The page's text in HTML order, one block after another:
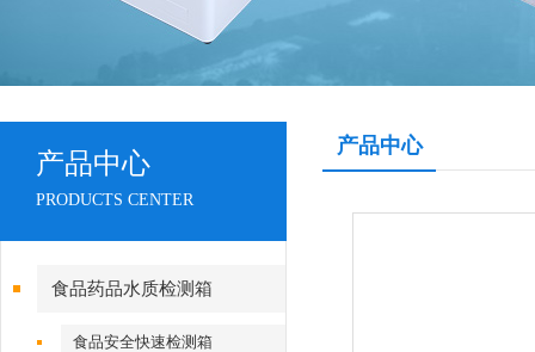
产品中心
PRODUCTS CENTER
食品药品水质检测箱
食品安全快速检测箱
产品中心